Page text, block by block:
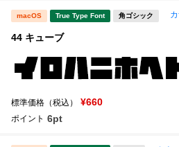
macOS True Type Font 角ゴシック
44 キューブ
標準価格（税込） ¥660
ポイント 6pt